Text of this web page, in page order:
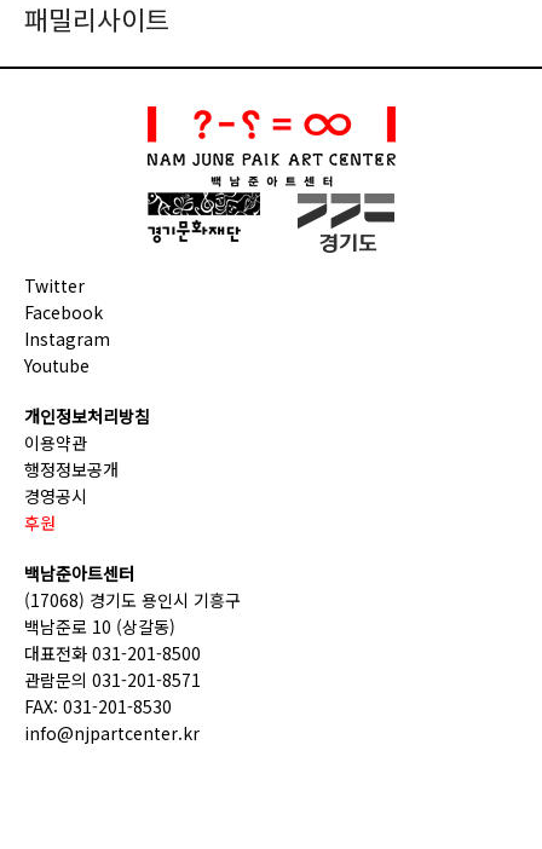
패밀리사이트
Twitter
Facebook
Instagram
Youtube
개인정보처리방침
이용약관
행정정보공개
경영공시
후원
백남준아트센터
(17068) 경기도 용인시 기흥구
백남준로 10 (상갈동)
대표전화 031-201-8500
관람문의 031-201-8571
FAX: 031-201-8530
info@njpartcenter.kr